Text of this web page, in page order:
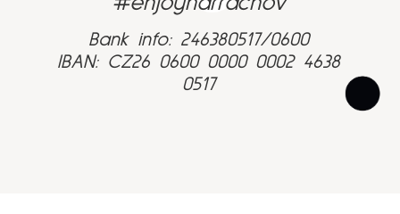
Bank info: 246380517/0600
IBAN: CZ26 0600 0000 0002 4638
0517